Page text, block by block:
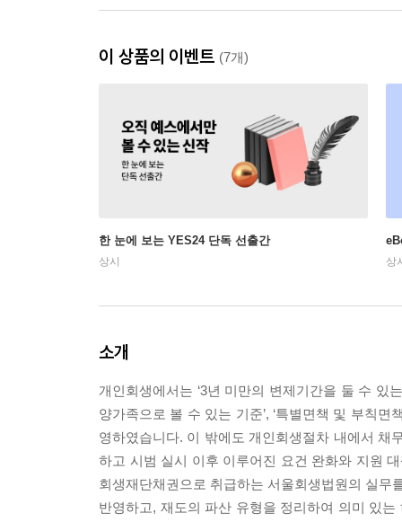
이 상품의 이벤트 (7개)
한 눈에 보는 YES24 단독 선출간
상시 상
소개
개인회생에서는 ‘3년 미만의 변제기간을 둘 수 있
양가족으로 볼 수 있는 기준’, ‘특별면책 및 부칙
영하였습니다. 이 밖에도 개인회생절차 내에서 채
하고 시범 실시 이후 이루어진 요건 완화와 지원
회생재단채권으로 취급하는 서울회생법원의 실무
반영하고, 재도의 파산 유형을 정리하여 의미 있